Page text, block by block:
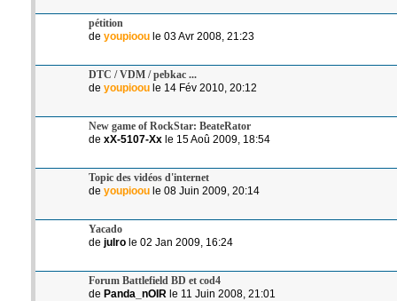
pétition
de youpiooule 03 Avr 2008, 21:23
DTC / VDM / pebkac ...
de youpiooule 14 Fév 2010, 20:12
New game of RockStar: BeateRator
de xX-5107-Xxle 15 Aoû 2009, 18:54
Topic des vidéos d'internet
de youpiooule 08 Juin 2009, 20:14
Yacado
de julrole 02 Jan 2009, 16:24
Forum Battlefield BD et cod4
de Panda_nOIR le 11 Juin 2008, 21:01